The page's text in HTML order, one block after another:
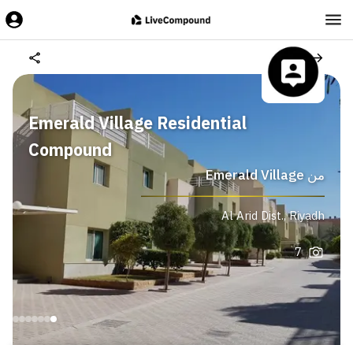
Emerald Village Residential
Compound
من Emerald Village
Al Arid Dist.,Riyadh
7